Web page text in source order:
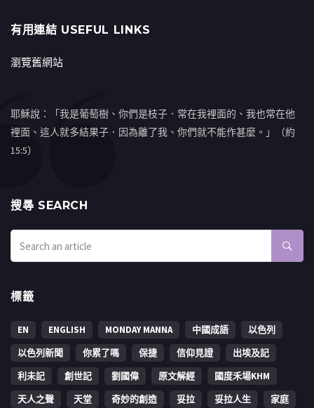
有用連結 USEFUL LINKS
瀏覽舊網站
耶穌說：「我是葡萄樹、你們是枝子．常在我裡面的、我也常在他
裡面、這人就多結果子．因為離了我、你們就不能作甚麼。」（約
15:5）
搜㝷 SEARCH
標籤
EN ENGLISH MONDAY MANNA 中國成語
以色列
以色列新聞
你累了嗎 保捷 信仰見證
出埃及記
利未記
創世記 劉國偉 原文解經
國度禾場KHM
天人之聲
天堂 奇妙的創造 妥拉 妥拉人生 家庭